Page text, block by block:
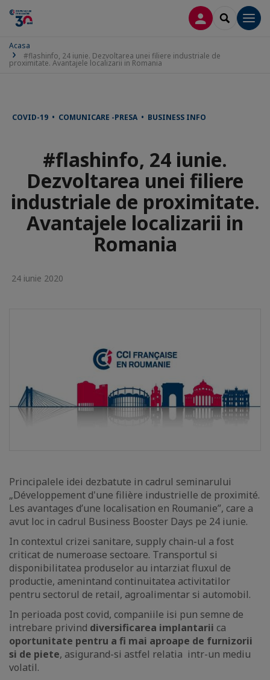
CONECTARE
SEARCH
Acasa
#flashinfo, 24 iunie. Dezvoltarea unei filiere industriale de
proximitate. Avantajele localizarii in Romania
COVID-19 • COMUNICARE -PRESA • BUSINESS INFO
#flashinfo, 24 iunie.
Dezvoltarea unei filiere
industriale de proximitate.
Avantajele localizarii in
Romania
24 iunie 2020
Principalele idei dezbatute in cadrul seminarului
„Développement d'une filière industrielle de proximité.
Les avantages d’une localisation en Roumanie”, care a
avut loc in cadrul Business Booster Days pe 24 iunie.
In contextul crizei sanitare, supply chain-ul a fost
criticat de numeroase sectoare. Transportul si
disponibilitatea produselor au intarziat fluxul de
productie, amenintand continuitatea activitatilor
pentru sectorul de retail, agroalimentar si automobil.
In perioada post covid, companiile isi pun semne de
intrebare privind diversificarea implantarii ca
oportunitate pentru a fi mai aproape de furnizorii
si de piete, asigurand-si astfel relatia intr-un mediu
volatil.